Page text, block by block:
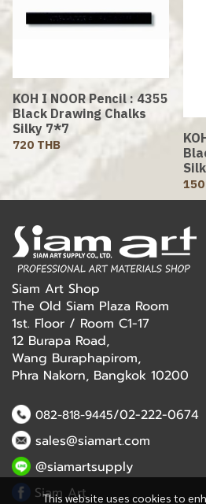
KOH I NOOR Pencil : 4355
Black Drawing Chalks
Silky 7*7
720 THB
This website uses cookies to
Siam Art Shop
The Old Siam Plaza Room
1st. Floor / Room C1-17
12 Burapa Road,
Wang Buraphapirom,
Phra Nakorn, Bangkok 10200
082-818-9445/02-222-0674
sales@siamart.com
@siamartsupply
Siam Art